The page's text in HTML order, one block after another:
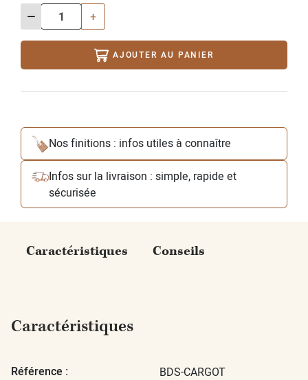
- +
AJOUTER AU PANIER
Nos finitions : infos utiles à connaître
Infos sur la livraison : simple, rapide et
sécurisée
Caractéristiques Conseils
Caractéristiques
Référence : BDS-CARGOT